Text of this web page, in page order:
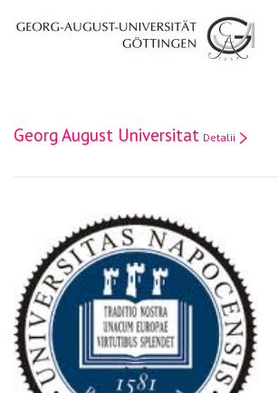
Georg August Universitat Detalii